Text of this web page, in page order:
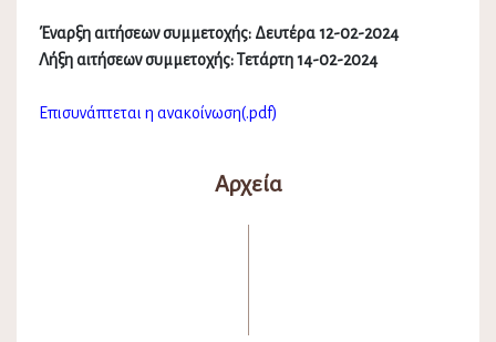
Έναρξη αιτήσεων συμμετοχής: Δευτέρα 12-02-2024
Λήξη αιτήσεων συμμετοχής: Τετάρτη 14-02-2024
Επισυνάπτεται η ανακοίνωση(.pdf)
Αρχεία